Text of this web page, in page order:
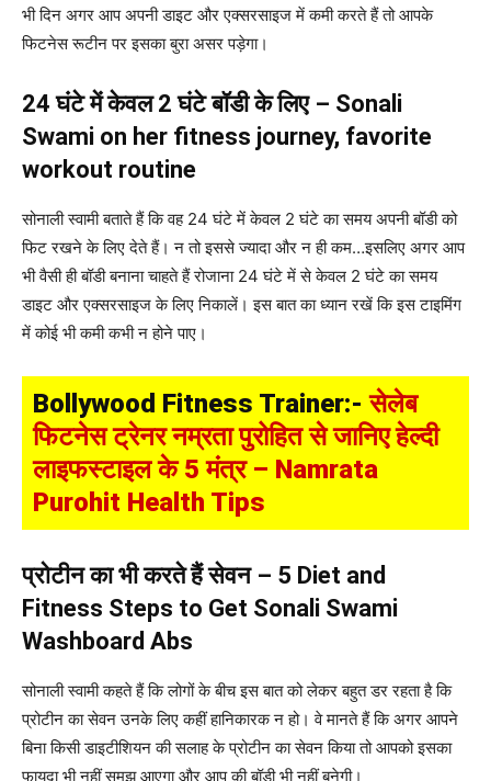
भी दिन अगर आप अपनी डाइट और एक्सरसाइज में कमी करते हैं तो आपके
फिटनेस रूटीन पर इसका बुरा असर पड़ेगा।
​24 घंटे में केवल 2 घंटे बॉडी के लिए – Sonali
Swami on her fitness journey, favorite
workout routine
सोनाली स्वामी बताते हैं कि वह 24 घंटे में केवल 2 घंटे का समय अपनी बॉडी को
फिट रखने के लिए देते हैं। न तो इससे ज्यादा और न ही कम…इसलिए अगर आप
भी वैसी ही बॉडी बनाना चाहते हैं रोजाना 24 घंटे में से केवल 2 घंटे का समय
डाइट और एक्सरसाइज के लिए निकालें। इस बात का ध्यान रखें कि इस टाइमिंग
में कोई भी कमी कभी न होने पाए।
Bollywood Fitness Trainer:-सेलेब
फिटनेस ट्रेनर नम्रता पुरोहित से जानिए हेल्दी
लाइफस्टाइल के 5 मंत्र – Namrata
Purohit Health Tips
​प्रोटीन का भी करते हैं सेवन – 5 Diet and
Fitness Steps to Get Sonali Swami
Washboard Abs
सोनाली स्वामी कहते हैं कि लोगों के बीच इस बात को लेकर बहुत डर रहता है कि
प्रोटीन का सेवन उनके लिए कहीं हानिकारक न हो। वे मानते हैं कि अगर आपने
बिना किसी डाइटीशियन की सलाह के प्रोटीन का सेवन किया तो आपको इसका
फायदा भी नहीं समझ आएगा और आप की बॉडी भी नहीं बनेगी।